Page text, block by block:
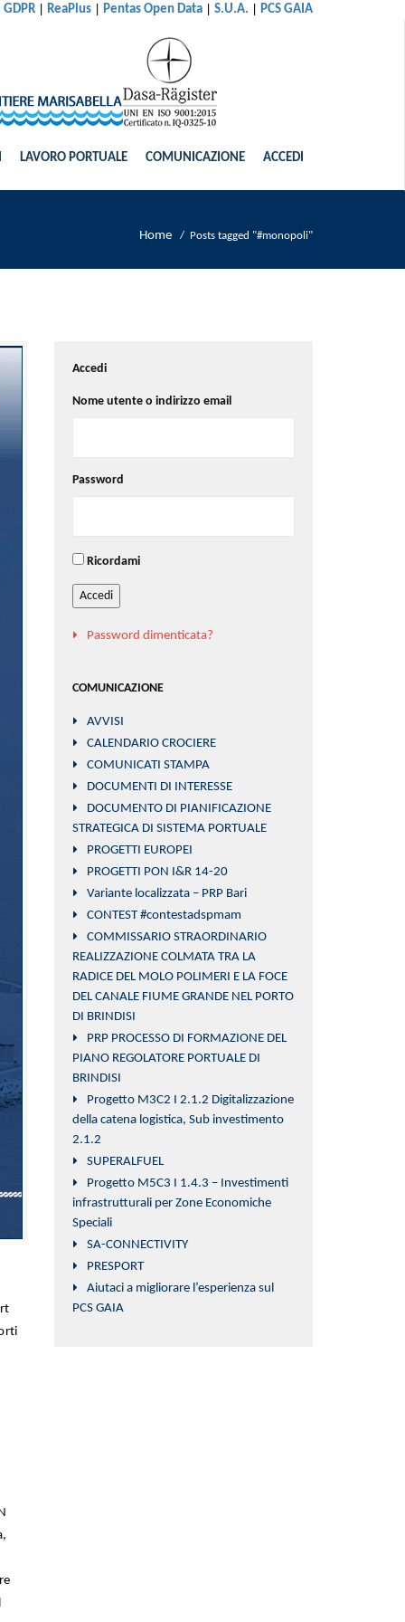
| ReaPlus | Pentas Open Data | S.U.A. | PCS GAIA
LAVORO PORTUALE COMUNICAZIONE ACCEDI
Home / Posts tagged "#monopoli"
Accedi
Nome utente o indirizzo email
Password
Ricordami
Accedi
Password dimenticata?
COMUNICAZIONE
AVVISI
CALENDARIO CROCIERE
COMUNICATI STAMPA
DOCUMENTI DI INTERESSE
DOCUMENTO DI PIANIFICAZIONE
STRATEGICA DI SISTEMA PORTUALE
PROGETTI EUROPEI
PROGETTI PON I&R 14-20
Variante localizzata – PRP Bari
CONTEST #contestadspmam
COMMISSARIO STRAORDINARIO
REALIZZAZIONE COLMATA TRA LA
RADICE DEL MOLO POLIMERI E LA FOCE
DEL CANALE FIUME GRANDE NEL PORTO
DI BRINDISI
PRP PROCESSO DI FORMAZIONE DEL
PIANO REGOLATORE PORTUALE DI
BRINDISI
Progetto M3C2 I 2.1.2 Digitalizzazione
della catena logistica, Sub investimento
2.1.2
SUPERALFUEL
Progetto M5C3 I 1.4.3 – Investimenti
infrastrutturali per Zone Economiche
Speciali
SA-CONNECTIVITY
PRESPORT
Aiutaci a migliorare l’esperienza sul
PCS GAIA